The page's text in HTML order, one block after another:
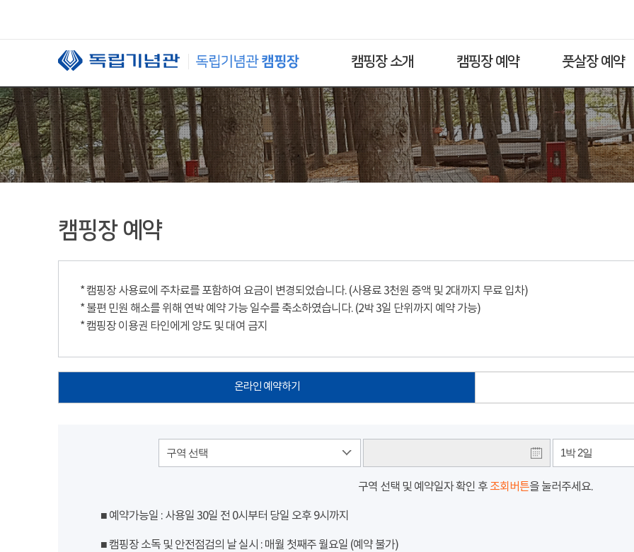
캠핑장 소개 캠핑장 예약 풋살장 예약
캠핑장 예약
* 캠핑장 사용료에 주차료를 포함하여 요금이 변경되었습니다. (사용료 3천원 증액 및 2대까지 무료 입차)
* 불편 민원 해소를 위해 연박 예약 가능 일수를 축소하였습니다. (2박 3일 단위까지 예약 가능)
* 캠핑장 이용권 타인에게 양도 및 대여 금지
온라인 예약하기
구역 선택 1박 2일
구역 선택 및 예약일자 확인 후 조회버튼을 눌러주세요.
■ 예약가능일 : 사용일 30일 전 0시부터 당일 오후 9시까지
■ 캠핑장 소독 및 안전점검의 날 실시 : 매월 첫째주 월요일 (예약 불가)